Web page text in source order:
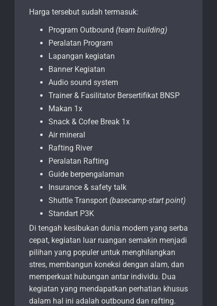
Harga tersebut sudah termasuk:
Program Outbound (team building)
Peralatan Program
Lapangan kegiatan
Banner Kegiatan
Audio sound system
Trainer & Fasilitator Bersertifikat BNSP
Makan 1x
Snack & Cofee Break 1x
Air mineral
Rafting River
Peralatan Rafting
Guide berpengalaman
Insurance & safety talk
Shuttle Transport (basecamp-start point)
Standart P3K
Di tengah kesibukan dunia modern yang serba
cepat, kegiatan luar ruangan semakin menjadi
pilihan yang populer untuk menghilangkan
stres, membangun koneksi dengan alam, dan
memperkuat hubungan antar individu. Dua
kegiatan yang mendapatkan perhatian khusus
dalam hal ini adalah outbound dan rafting.